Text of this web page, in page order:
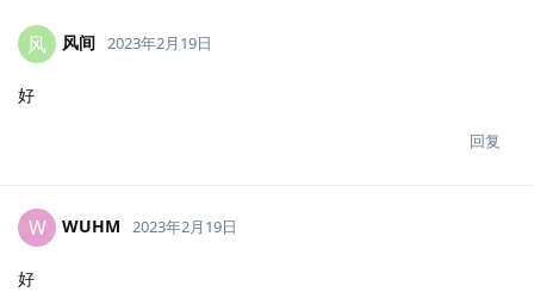
风 风间 2023年2月19日
好
回复
W WUHM 2023年2月19日
好